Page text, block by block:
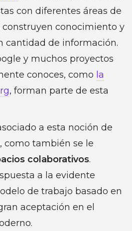
con diferentes áreas de
construyen conocimiento y
cantidad de información.
y muchos proyectos
conoces, como la
, forman parte de esta
a esta noción de
como también se le
colaborativos.
a la evidente
de trabajo basado en
aceptación en el